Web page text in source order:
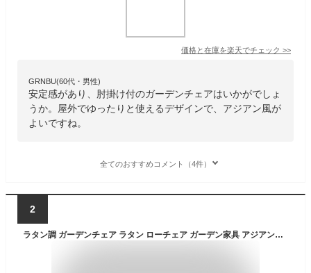
価格と在庫を楽天でチェック >>
GRNBU(60代・男性)
安定感があり、肘掛け付のガーデンチェアはいかがでしょ
うか。屋外でゆったりと使えるデザインで、アジアン風が
よいですね。
全てのおすすめコメント（4件）
2
ラタン調 ガーデンチェア ラタン ローチェア ガーデン家具 アジアン家具 ガーデンファニチャー ラタンチェア ガーデン テラス ベランダ バルコニー 屋外 庭 椅子 イス チェア ソファ 雨ざらし 肘付 肘掛 ラウンジャー アジアン バリ リゾート ［tuban トゥバン］【TUSF-04】